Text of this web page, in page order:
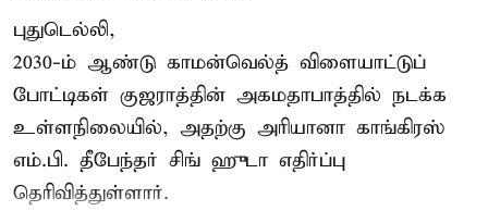
புதுடெல்லி,
2030-ம் ஆண்டு காமன்வெல்த் விளையாட்டுப்
போட்டிகள் குஜராத்தின் அகமதாபாத்தில் நடக்க
உள்ளநிலையில், அதற்கு அரியானா காங்கிரஸ்
எம்.பி. தீபேந்தர் சிங் ஹுடா எதிர்ப்பு
தெரிவித்துள்ளார்.